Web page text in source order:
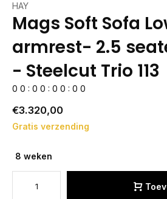
HAY
Mags Soft Sofa
armrest- 2.5
- Steelcut Trio 113
0 0 : 0 0 : 0 0 : 0 0
€3.320,00
Gratis verzending
8 weken